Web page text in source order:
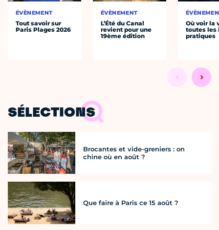
ÉVÈNEMENT
Tout savoir sur
Paris Plages 2026
ÉVÈNEMENT
L’Été du Canal
revient pour une
19ème édition
Où voir la
toutes les
pratiques
SÉLECTIONS
Brocantes et vide-greniers : on
chine où en août ?
Que faire à Paris ce 15 août ?